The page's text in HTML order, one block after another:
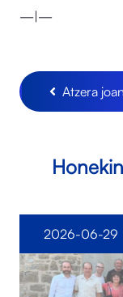
—|—
Atzera joan
2026-06-29